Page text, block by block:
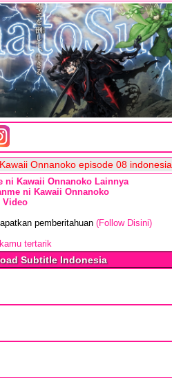
Onnanoko episode 08 indonesia
ni Kawaii Onnanoko Lainnya
ni Kawaii Onnanoko
Video
pemberitahuan (Follow Disini)
tertarik
Subtitle Indonesia